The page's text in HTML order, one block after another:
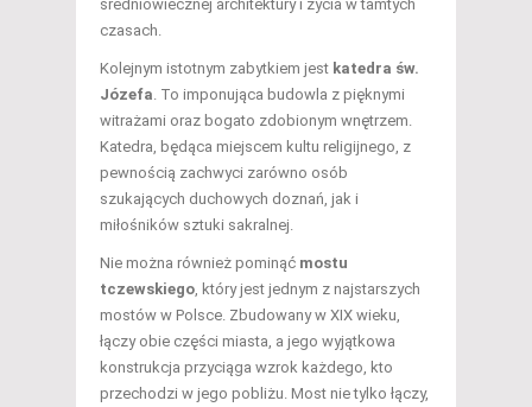
średniowiecznej architektury i życia w tamtych
czasach.
Kolejnym istotnym zabytkiem jest katedra św.
Józefa. To imponująca budowla z pięknymi
witrażami oraz bogato zdobionym wnętrzem.
Katedra, będąca miejscem kultu religijnego, z
pewnością zachwyci zarówno osób
szukających duchowych doznań, jak i
miłośników sztuki sakralnej.
Nie można również pominąć mostu
tczewskiego, który jest jednym z najstarszych
mostów w Polsce. Zbudowany w XIX wieku,
łączy obie części miasta, a jego wyjątkowa
konstrukcja przyciąga wzrok każdego, kto
przechodzi w jego pobliżu. Most nie tylko łączy,